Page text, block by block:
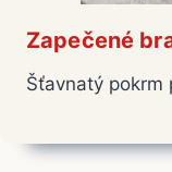
Zapečené
Šťavnatý pokrm